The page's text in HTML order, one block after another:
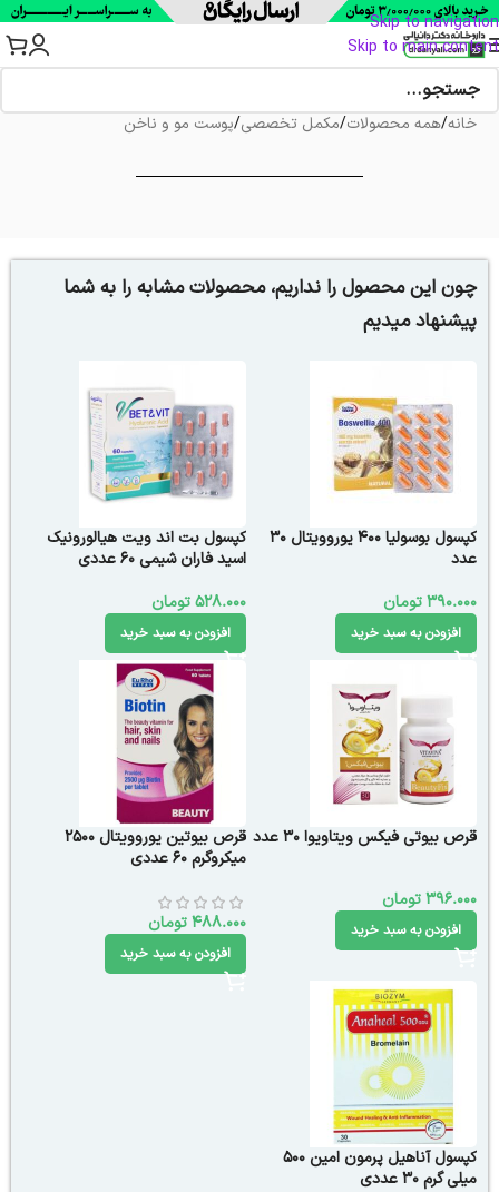
Skip to navigation
Skip to main content
خانه/همه محصولات/مکمل تخصصی/پوست مو و ناخن
چون این محصول را نداریم، محصولات مشابه را به شما
پیشنهاد میدیم
کپسول بوسولیا 400 یوروویتال 30
عدد
390.000تومان
افزودن به سبد خرید
کپسول بت اند ویت هیالورونیک
اسید فاران شیمی 60 عددی
528.000تومان
افزودن به سبد خرید
قرص بیوتی فیکس ویتاویوا 30 عدد
396.000تومان
افزودن به سبد خرید
قرص بیوتین یوروویتال 2500
میکروگرم 60 عددی
488.000تومان
افزودن به سبد خرید
کپسول آناهیل پرمون امین 500
میلی گرم 30 عددی